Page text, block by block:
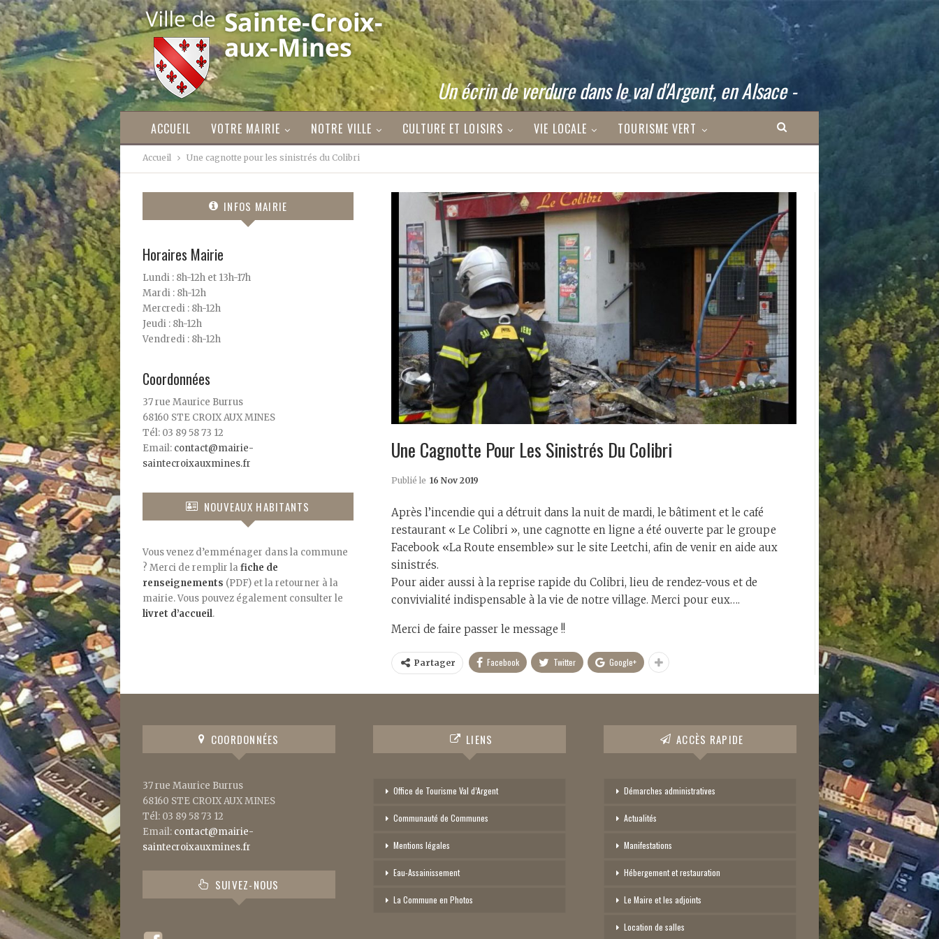
Un écrin de verdure dans le val d'Argent, en Alsace -
ACCUEIL VOTRE MAIRIE NOTRE VILLE CULTURE ET LOISIRS VIE LOCALE TOURISME VERT
Accueil Une cagnotte pour les sinistrés du Colibri
Une Cagnotte Pour Les Sinistrés Du Colibri
Publié le 16 Nov 2019
Après l’incendie qui a détruit dans la nuit de mardi, le bâtiment et le café
restaurant « Le Colibri », une cagnotte en ligne a été ouverte par le groupe
Facebook «La Route ensemble» sur le site Leetchi, afin de venir en aide aux
sinistrés.
Pour aider aussi à la reprise rapide du Colibri, lieu de rendez-vous et de
convivialité indispensable à la vie de notre village. Merci pour eux….
Merci de faire passer le message !!
Partager Facebook Twitter Google+
INFOS MAIRIE
Horaires Mairie
Lundi : 8h-12h et 13h-17h
Mardi : 8h-12h
Mercredi : 8h-12h
Jeudi : 8h-12h
Vendredi : 8h-12h
Coordonnées
37 rue Maurice Burrus
68160 STE CROIX AUX MINES
Tél: 03 89 58 73 12
Email: contact@mairie-
saintecroixauxmines.fr
NOUVEAUX HABITANTS
Vous venez d’emménager dans la commune
? Merci de remplir la fiche de
renseignements (PDF) et la retourner à la
mairie. Vous pouvez également consulter le
livret d’accueil.
COORDONNÉES
37 rue Maurice Burrus
68160 STE CROIX AUX MINES
Tél: 03 89 58 73 12
Email: contact@mairie-
saintecroixauxmines.fr
SUIVEZ-NOUS
LIENS
Office de Tourisme Val d’Argent
Communauté de Communes
Mentions légales
Eau-Assainissement
La Commune en Photos
ACCÈS RAPIDE
Démarches administratives
Actualités
Manifestations
Hébergement et restauration
Le Maire et les adjoints
Location de salles